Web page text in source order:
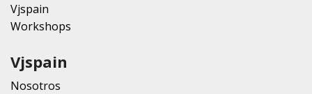
Vjspain
Workshops
Vjspain
Nosotros